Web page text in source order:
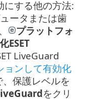
にする他の方法:
ータまたは歯
プラットフォ
ESET
LiveGuard
ョンして有効化
保護レベルを
をクリ